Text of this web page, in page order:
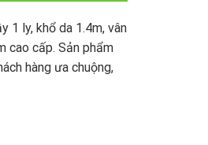
1 ly, khổ da 1.4m, vân
cao cấp. Sản phẩm
hàng ưa chuộng,